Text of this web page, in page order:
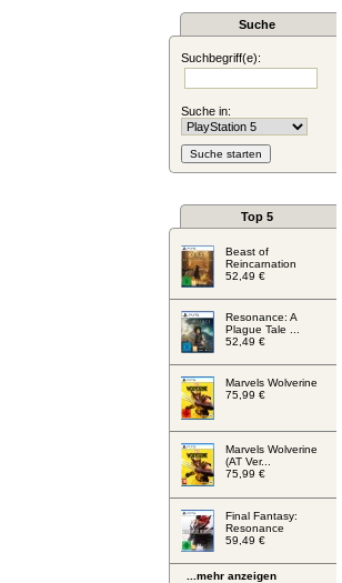
Suche
Suchbegriff(e):
Suche in:
Top 5
Beast of
Reincarnation
52,49 €
Resonance: A
Plague Tale ...
52,49 €
Marvels Wolverine
75,99 €
Marvels Wolverine
(AT Ver...
75,99 €
Final Fantasy:
Resonance
59,49 €
...mehr anzeigen